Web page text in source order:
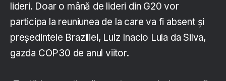
lideri. Doar o mână de lideri din G20 vor
participa la reuniunea de la care va fi absent şi
preşedintele Braziliei, Luiz Inacio Lula da Silva,
gazda COP30 de anul viitor.